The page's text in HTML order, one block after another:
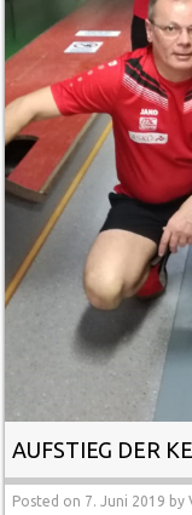
AUFSTIEG DER
Posted on 7. Juni 2019 by